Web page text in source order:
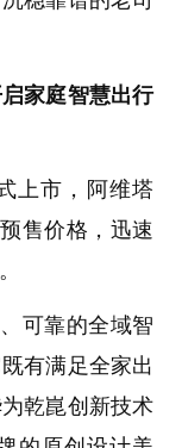
家庭智慧出行
上市，阿维塔
售价格，迅速
可靠的全域智
有满足全家出
乾崑创新技术